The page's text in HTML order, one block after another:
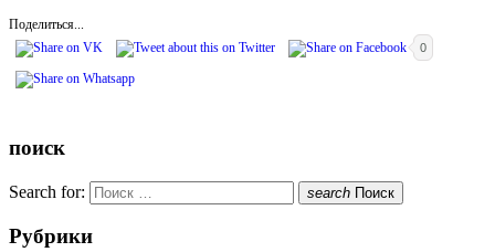
Поделиться...
0
поиск
Search for: search Поиск
Рубрики